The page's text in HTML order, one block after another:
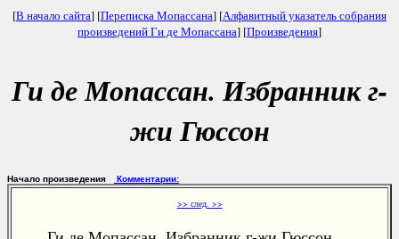
[В начало сайта] [Переписка Мопассана] [Алфавитный указатель собрания
произведений Ги де Мопассана] [Произведения]
Ги де Мопассан. Избранник г-
жи Гюссон
Начало произведения Комментарии:
>> след. >>